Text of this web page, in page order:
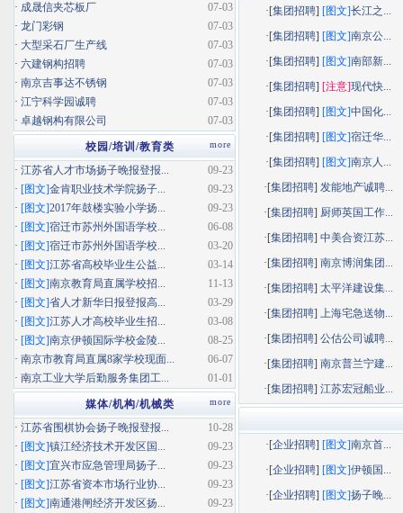
·[集团招聘] [图文]长江之...
·[集团招聘] [图文]南京公...
·[集团招聘] [图文]南部新...
·[集团招聘] [注意]现代快...
·[集团招聘] [图文]中国化...
·[集团招聘] [图文]宿迁华...
·[集团招聘] [图文]南京人...
·[集团招聘]发能地产诚聘...
·[集团招聘] 厨师英国工作...
·[集团招聘]中美合资江苏...
·[集团招聘]南京博润集团...
·[集团招聘]太平洋建设集...
·[集团招聘]上海宅急送物...
·[集团招聘]公估公司诚聘...
·[集团招聘]南京普兰宁建...
·[集团招聘]江苏宏冠船业...
·[企业招聘] [图文]南京首...
·[企业招聘] [图文]伊顿国...
·[企业招聘] [图文]扬子晚...
07-03
· 成晟信夹芯板厂
07-03
· 龙门彩钢
07-03
· 大型采石厂生产线
07-03
· 六建钢构招聘
07-03
· 南京吉事达不锈钢
07-03
· 江宁科学园诚聘
07-03
· 卓越钢构有限公司
more
校园/培训/教育类
09-23
· 江苏省人才市场扬子晚报登报...
09-23
· [图文]金肯职业技术学院扬子...
09-23
· [图文]2017年鼓楼实验小学扬...
06-08
· [图文]宿迁市苏州外国语学校...
03-20
· [图文]宿迁市苏州外国语学校...
03-14
· [图文]江苏省高校毕业生公益...
11-13
· [图文]南京教育局直属学校招...
03-29
· [图文]省人才新华日报登报高...
03-08
· [图文]江苏人才高校毕业生招...
08-25
· [图文]南京伊顿国际学校金陵...
06-07
· 南京市教育局直属8家学校现面...
01-01
· 南京工业大学后勤服务集团工...
more
媒体/机构/机械类
10-28
· 江苏省围棋协会扬子晚报登报...
09-23
· [图文]镇江经济技术开发区国...
09-23
· [图文]宜兴市应急管理局扬子...
09-23
· [图文]江苏省资本市场行业协...
09-23
· [图文]南通港闸经济开发区扬...